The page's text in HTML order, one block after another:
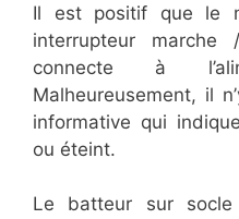
Il est positif que le
interrupteur
connecte à
Malheureusement, il
informative qui
ou éteint.
Le batteur sur